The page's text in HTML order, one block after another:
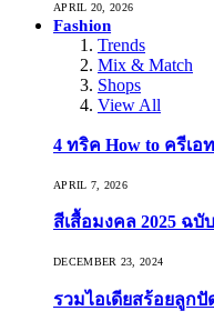
APRIL 20, 2026
Fashion
Trends
Mix & Match
Shops
View All
4 ทริค How to ครีเอ
APRIL 7, 2026
สีเสื้อมงคล 2025 ฉบั
DECEMBER 23, 2024
รวมไอเดียสร้อยลูก